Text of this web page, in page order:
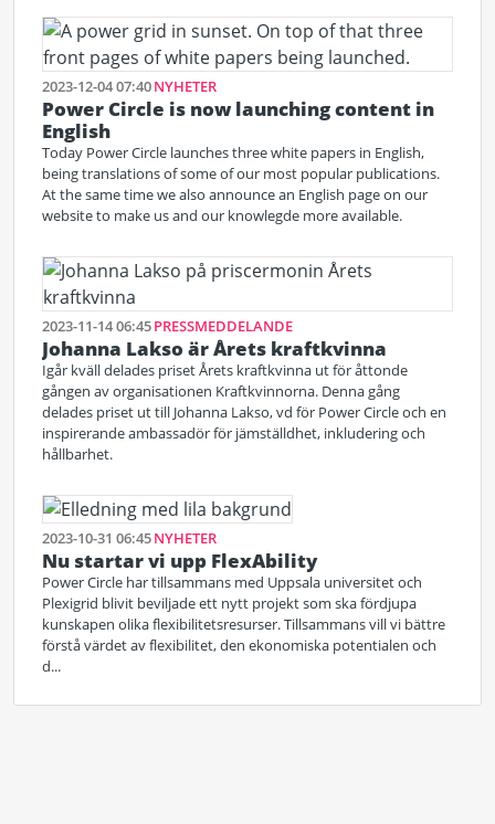
2023-12-04 07:40NYHETER
Power Circle is now launching content in
English
Today Power Circle launches three white papers in English,
being translations of some of our most popular publications.
At the same time we also announce an English page on our
website to make us and our knowlegde more available.
2023-11-14 06:45PRESSMEDDELANDE
Johanna Lakso är Årets kraftkvinna
Igår kväll delades priset Årets kraftkvinna ut för åttonde
gången av organisationen Kraftkvinnorna. Denna gång
delades priset ut till Johanna Lakso, vd för Power Circle och en
inspirerande ambassadör för jämställdhet, inkludering och
hållbarhet.
2023-10-31 06:45NYHETER
Nu startar vi upp FlexAbility
Power Circle har tillsammans med Uppsala universitet och
Plexigrid blivit beviljade ett nytt projekt som ska fördjupa
kunskapen olika flexibilitetsresurser. Tillsammans vill vi bättre
förstå värdet av flexibilitet, den ekonomiska potentialen och
d...